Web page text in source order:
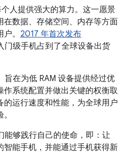
人提供强大的算力。这一愿景
在数据、存储空间、内存等方面
。 2017 年首次发布
门级手机占到了全球设备出货
旨在为低 RAM 设备提供经过优
系统配置并做出关键的权衡取
运行速度和性能，为全球用户
能够践行自己的使命，即：让
智能手机，并能通过手机获得新